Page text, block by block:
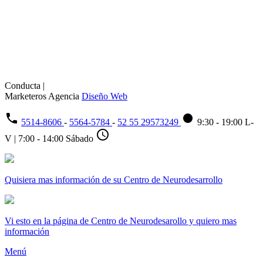
Conducta |
Marketeros Agencia Diseño Web
phone 5514-8606 - 5564-5784 - 52 55 29573249 fiber_manual_record 9:30 - 19:00 L-
V | 7:00 - 14:00 Sábado schedule
Quisiera mas información de su Centro de Neurodesarrollo
Vi esto en la página de Centro de Neurodesarollo y quiero mas
información
Menú